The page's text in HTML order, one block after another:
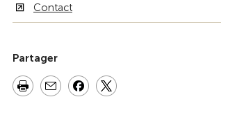
Contact
Partager